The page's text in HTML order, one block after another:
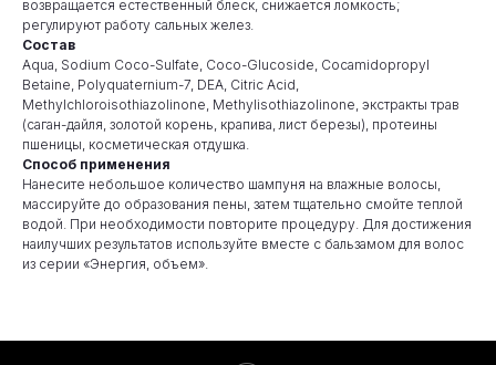
возвращается естественный блеск, снижается ломкость;
регулируют работу сальных желез.
Состав
Aqua, Sodium Coco-Sulfate, Coco-Glucoside, Cocamidopropyl
Betaine, Polyquaternium-7, DEA, Citric Acid,
Methylchloroisothiazolinone, Methylisothiazolinone, экстракты трав
(саган-дайля, золотой корень, крапива, лист березы), протеины
пшеницы, косметическая отдушка.
Способ применения
Нанесите небольшое количество шампуня на влажные волосы,
массируйте до образования пены, затем тщательно смойте теплой
водой. При необходимости повторите процедуру. Для достижения
наилучших результатов используйте вместе с бальзамом для волос
из серии «Энергия, объем».